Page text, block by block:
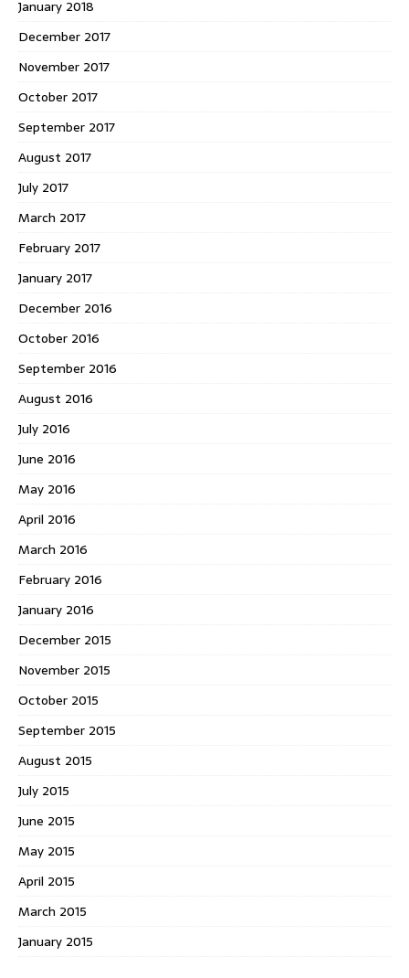
January 2018
December 2017
November 2017
October 2017
September 2017
August 2017
July 2017
March 2017
February 2017
January 2017
December 2016
October 2016
September 2016
August 2016
July 2016
June 2016
May 2016
April 2016
March 2016
February 2016
January 2016
December 2015
November 2015
October 2015
September 2015
August 2015
July 2015
June 2015
May 2015
April 2015
March 2015
January 2015